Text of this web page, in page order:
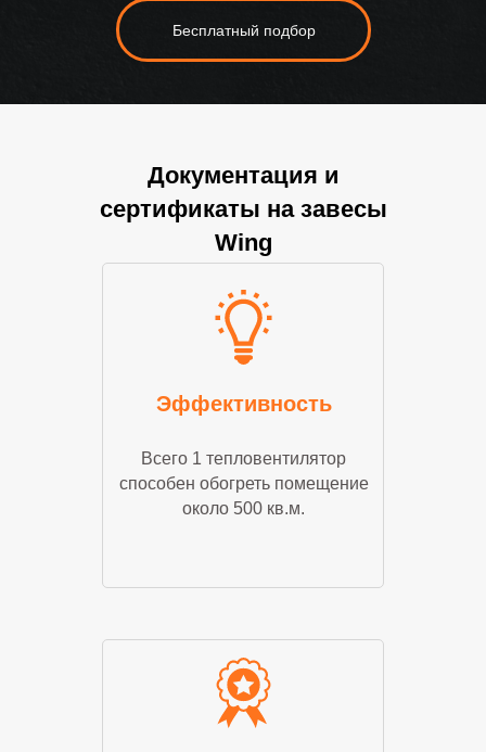
Бесплатный подбор
Документация и
сертификаты на завесы
Wing
Эффективность
Всего 1 тепловентилятор
способен обогреть помещение
около 500 кв.м.